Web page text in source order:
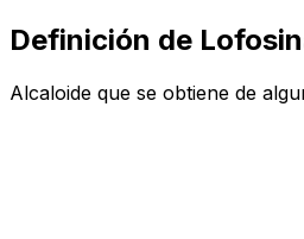
Definición de
Alcaloide que se obtiene de